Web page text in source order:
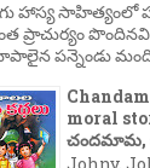
హాస్య సాహిత్యంలో
ప్రాచుర్యం
పన్నెండు మంది
moral
చందమామ,